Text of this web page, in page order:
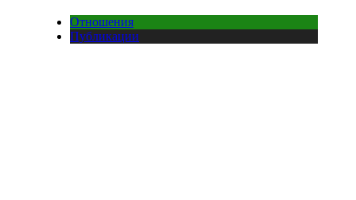
Отношения
Публикации